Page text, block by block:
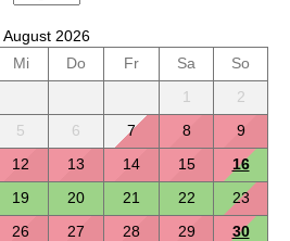
August 2026
Mi Do Fr Sa
So
1
2
5 6 7 8
9
12 13 14 15
16
19 20 21 22
23
26 27 28 29
30